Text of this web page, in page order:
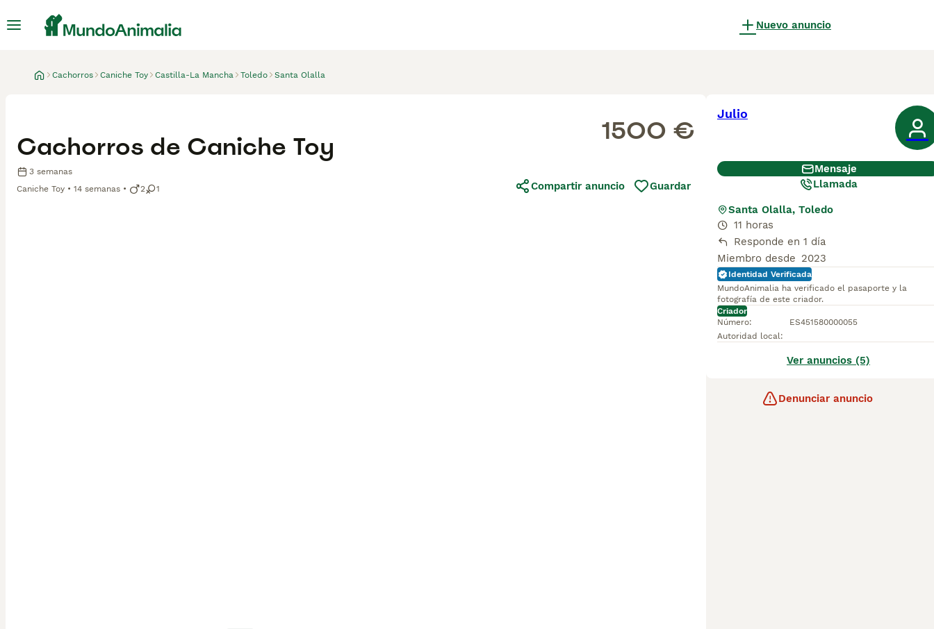
Nuevo anuncio
Cachorros Caniche Toy Castilla-La Mancha Toledo Santa Olalla
Cachorros de Caniche Toy
3 semanas
Caniche Toy
14 semanas 2 1
1500 €
Compartir anuncio Guardar
Julio
Mensaje
Llamada
Santa Olalla, Toledo
11 horas
Responde en 1 día
Miembro desde 2023
Identidad Verificada
MundoAnimalia ha verificado el pasaporte y la
fotografía de este criador.
Criador
Número:
ES451580000055
Autoridad local:
Ver anuncios (5)
Denunciar anuncio